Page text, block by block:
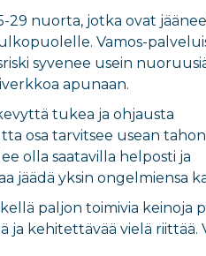
29 nuorta, jotka ovat
Vamos-
syvenee usein
apunaan.
tukea ja ohjausta
osa tarvitsee usean tahon
olla saatavilla helposti ja
jäädä yksin ongelmiensa
paljon toimivia keinoja
ja kehitettävää vielä riittää.